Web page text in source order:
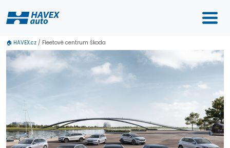
🏠 HAVEX.cz / Fleetové centrum Škoda